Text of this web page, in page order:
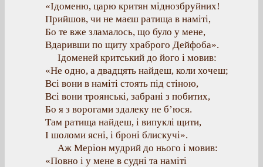
«Ідоменю, царю критян міднозбруйних!
Прийшов, чи не маєш ратища в наміті,
Бо те вже зламалось, що було у мене,
Вдаривши по щиту храброго Дейфоба».
Ідоменей критський до його і мовив:
«Не одно, а двадцять найдеш, коли хочеш;
Всі вони в наміті стоять під стіною,
Всі вони троянські, забрані з побитих,
Бо я з ворогами здалеку не б’юся.
Там ратища найдеш, і випуклі щити,
І шоломи ясні, і броні блискучі».
Аж Меріон мудрий до нього і мовив:
«Повно і у мене в судні та наміті